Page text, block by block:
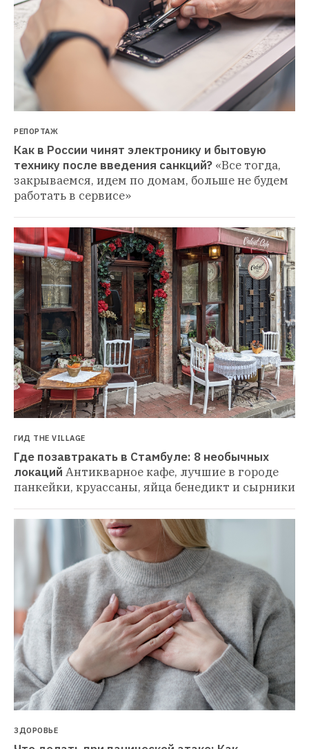
РЕПОРТАЖ
Как в России чинят электронику и бытовую
технику после введения санкций? «Все тогда,
закрываемся, идем по домам, больше не будем
работать в сервисе»
ГИД THE VILLAGE
Где позавтракать в Стамбуле: 8 необычных
локаций Антикварное кафе, лучшие в городе
панкейки, круассаны, яйца бенедикт и сырники
ЗДОРОВЬЕ